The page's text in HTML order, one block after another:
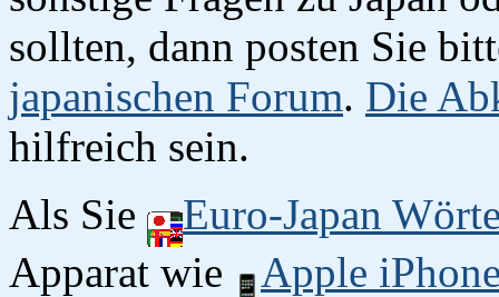
sollten, dann posten Sie
japanischen Forum. Die
hilfreich sein.
Als Sie
Euro-Japan
Apparat wie
Apple